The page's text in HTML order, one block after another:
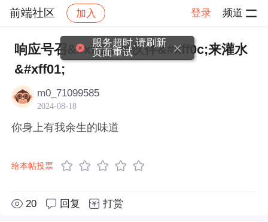
前端社区 加入 登录 频道
社区 前端社区 感慨 帖子详情
响应号召&#xff1a;小伙伴&#xff0c;来灌水
&#xff01;
m0_71099585
2024-08-18
你身上有我余生的味道
给本帖投票
20 回复 打赏
服务超时,请刷新
页面重试